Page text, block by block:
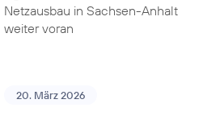
Netzausbau in Sachsen-Anhalt
weiter voran
20. März 2026